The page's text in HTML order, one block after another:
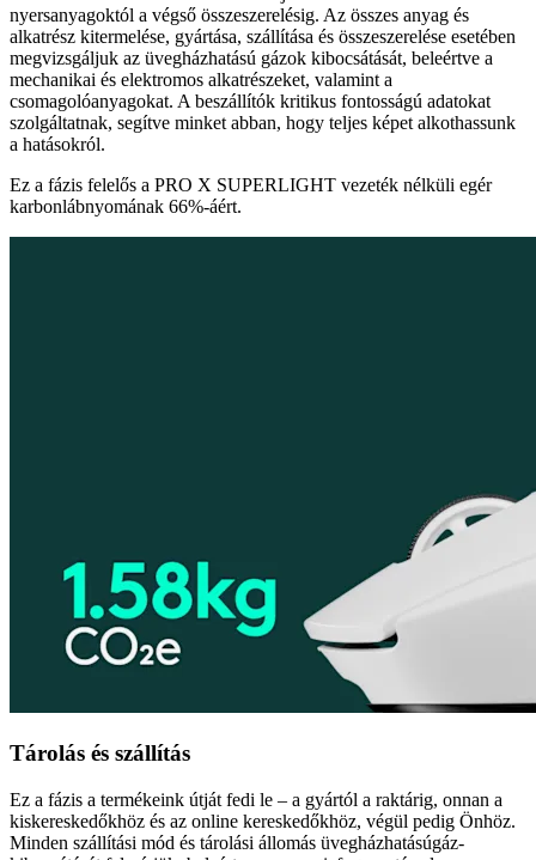
nyersanyagoktól a végső összeszerelésig. Az összes anyag és
alkatrész kitermelése, gyártása, szállítása és összeszerelése esetében
megvizsgáljuk az üvegházhatású gázok kibocsátását, beleértve a
mechanikai és elektromos alkatrészeket, valamint a
csomagolóanyagokat. A beszállítók kritikus fontosságú adatokat
szolgáltatnak, segítve minket abban, hogy teljes képet alkothassunk
a hatásokról.
Ez a fázis felelős a PRO X SUPERLIGHT vezeték nélküli egér
karbonlábnyomának 66%-áért.
Tárolás és szállítás
Ez a fázis a termékeink útját fedi le – a gyártól a raktárig, onnan a
kiskereskedőkhöz és az online kereskedőkhöz, végül pedig Önhöz.
Minden szállítási mód és tárolási állomás üvegházhatásúgáz-